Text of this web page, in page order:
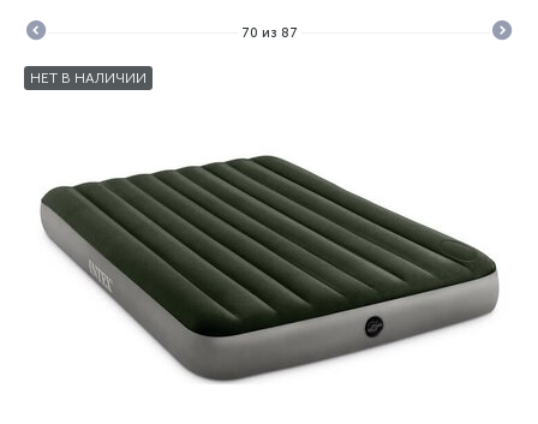
70 из 87
НЕТ В НАЛИЧИИ